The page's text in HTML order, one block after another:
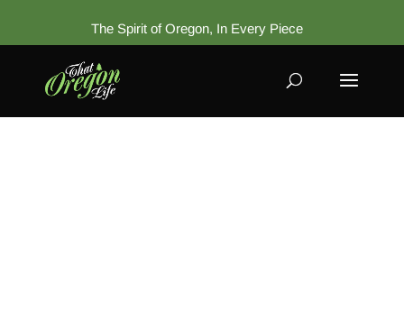
The Spirit of Oregon, In Every Piece